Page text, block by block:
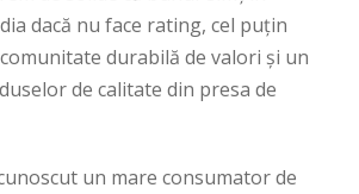
dacă nu face rating, cel puțin
durabilă de valori și un
de calitate din presa de
un mare consumator de